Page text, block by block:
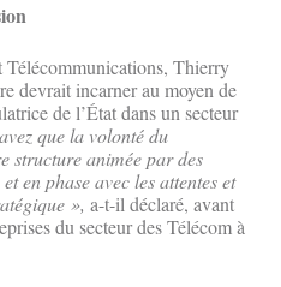
Télécommunications, Thierry
devrait incarner au moyen de
de l’État dans un secteur
que la volonté du
structure animée par des
en phase avec les attentes et
», a-t-il déclaré, avant
du secteur des Télécom à